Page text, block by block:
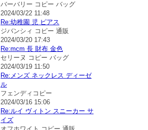
バーバリー コピー バッグ
2024/03/22 11:48
Re:幼稚園 児 ピアス
ジバンシィ コピー 通販
2024/03/20 17:43
Re:mcm 長 財布 金色
セリーヌ コピー バッグ
2024/03/19 11:50
Re:メンズ ネックレス ディーゼ
ル
フェンディコピー
2024/03/16 15:06
Re:ルイ ヴィトン スニーカー サ
イズ